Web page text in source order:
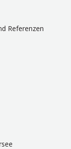
Referenzen